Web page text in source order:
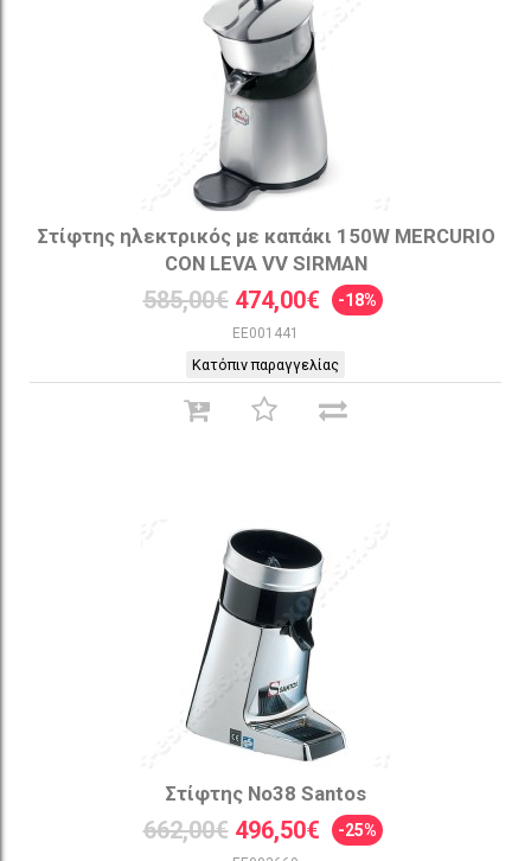
Στίφτης ηλεκτρικός με καπάκι 150W MERCURIO
CON LEVA VV SIRMAN
585,00€ 474,00€ -18%
EE001441
Κατόπιν παραγγελίας
Στίφτης Νο38 Santos
662,00€ 496,50€ -25%